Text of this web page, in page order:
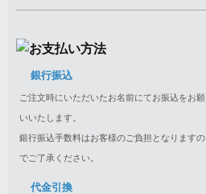
銀行振込
ご注文時にいただいたお名前にてお振込をお願
いいたします。
銀行振込手数料はお客様のご負担となりますの
でご了承ください。
代金引換